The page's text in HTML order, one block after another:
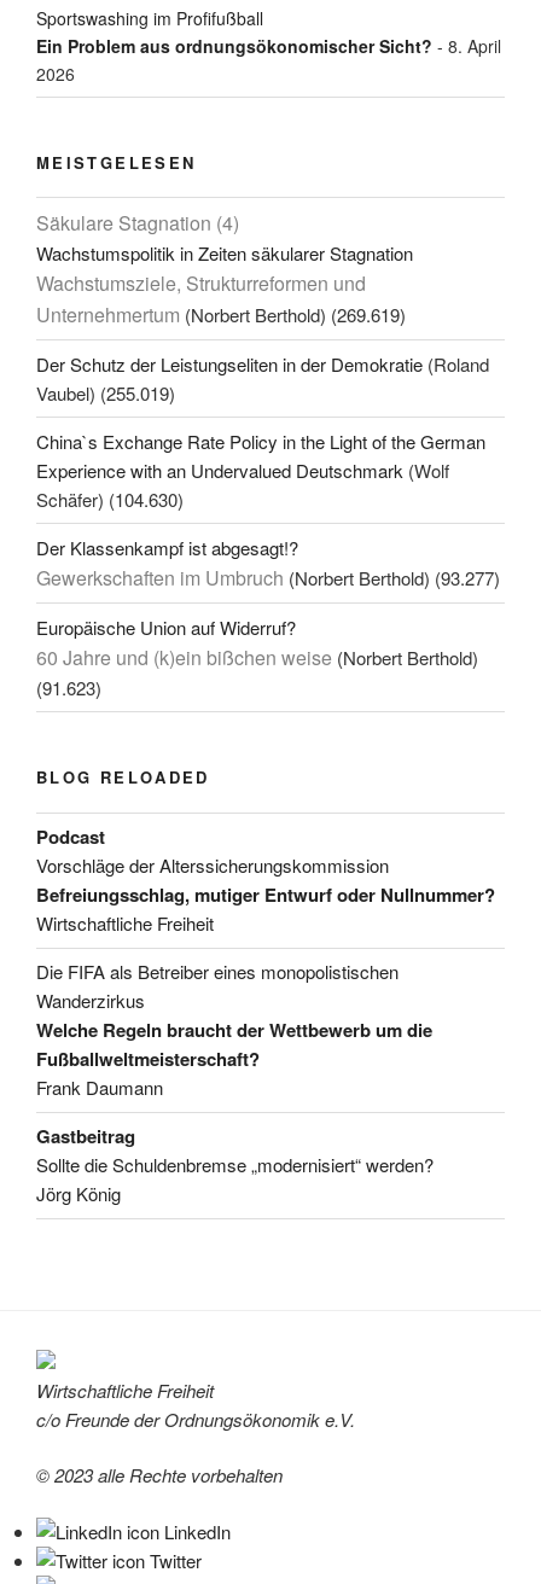
Sportswashing im Profifußball
Ein Problem aus ordnungsökonomischer Sicht? - 8. April
2026
MEISTGELESEN
Säkulare Stagnation (4)
Wachstumspolitik in Zeiten säkularer Stagnation
Wachstumsziele, Strukturreformen und
Unternehmertum (Norbert Berthold) (269.619)
Der Schutz der Leistungseliten in der Demokratie (Roland
Vaubel) (255.019)
China`s Exchange Rate Policy in the Light of the German
Experience with an Undervalued Deutschmark (Wolf
Schäfer) (104.630)
Der Klassenkampf ist abgesagt!?
Gewerkschaften im Umbruch (Norbert Berthold) (93.277)
Europäische Union auf Widerruf?
60 Jahre und (k)ein bißchen weise (Norbert Berthold)
(91.623)
BLOG RELOADED
Podcast
Vorschläge der Alterssicherungskommission
Befreiungsschlag, mutiger Entwurf oder Nullnummer?
Wirtschaftliche Freiheit
Die FIFA als Betreiber eines monopolistischen
Wanderzirkus
Welche Regeln braucht der Wettbewerb um die
Fußballweltmeisterschaft?
Frank Daumann
Gastbeitrag
Sollte die Schuldenbremse „modernisiert“ werden?
Jörg König
Wirtschaftliche Freiheit
c/o Freunde der Ordnungsökonomik e.V.
© 2023 alle Rechte vorbehalten
LinkedIn
Twitter